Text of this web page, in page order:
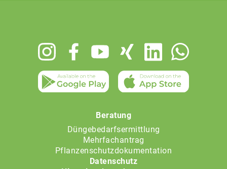
Beratung
Düngebedarfsermittlung
Mehrfachantrag
Pflanzenschutzdokumentation
Datenschutz